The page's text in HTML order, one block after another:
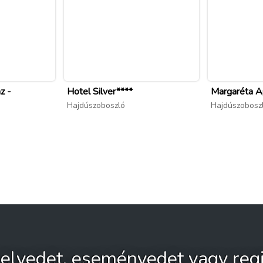
-
Hotel Silver****
Hajdúszoboszló
Margaréta